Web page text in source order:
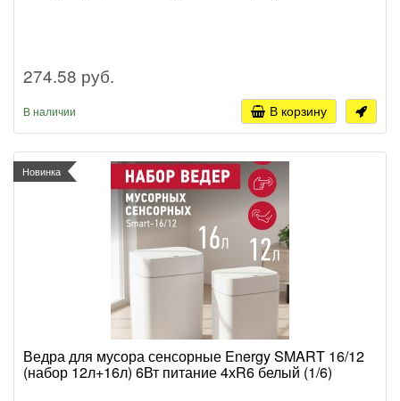
274.58 руб.
В наличии В корзину
Новинка
Ведра для мусора сенсорные Energy SMART 16/12
(набор 12л+16л) 6Вт питание 4хR6 белый (1/6)